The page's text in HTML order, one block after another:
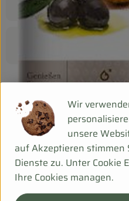
Herkunft
Hersteller: BIO
DV
Wir
unsere
auf Akzeptieren stimmen
Dienste zu. Unter Cookie
Ihre Cookies managen.